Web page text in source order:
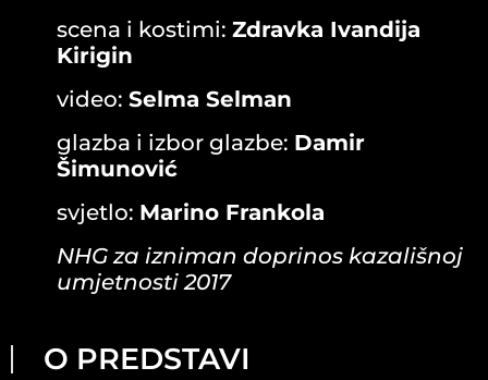
scena i kostimi: Zdravka Ivandija
Kirigin
video: Selma Selman
glazba i izbor glazbe: Damir
Šimunović
svjetlo: Marino Frankola
NHG za izniman doprinos kazališnoj
umjetnosti 2017
O PREDSTAVI